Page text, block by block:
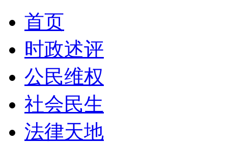
首页
时政述评
公民维权
社会民生
法律天地